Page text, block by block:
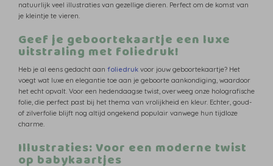
natuurlijk veel illustraties van gezellige dieren. Perfect om de komst van
je kleintje te vieren.
Geef je geboortekaartje een luxe
uitstraling met foliedruk!
Heb je al eens gedacht aan foliedruk voor jouw geboortekaartje? Het
voegt wat luxe en elegantie toe aan je geboorte aankondiging, waardoor
het echt opvalt. Voor een hedendaagse twist, overweeg onze holografische
folie, die perfect past bij het thema van vrolijkheid en kleur. Echter, goud-
of zilverfolie blijft nog altijd ongekend populair vanwege hun tijdloze
charme.
Illustraties: Voor een moderne twist
op babykaartjes